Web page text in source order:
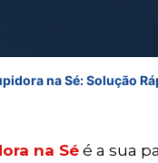
na Sé: Solução
na Sé é a sua